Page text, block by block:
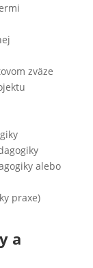
zväze
alebo
praxe)
a